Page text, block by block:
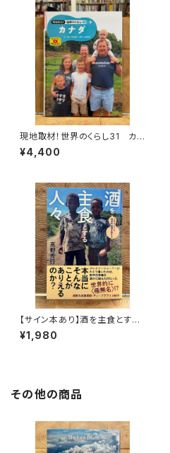
現地取材！世界のくらし31 カナ
ダ
¥4,400
【サイン本あり】酒を主食とする
人々 エチオピアの科学的秘境
を旅する
¥1,980
その他の商品